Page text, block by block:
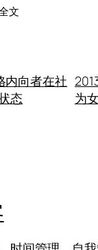
拉
理
间，
而
是
文：
让
我
重
内向者在社
态
为